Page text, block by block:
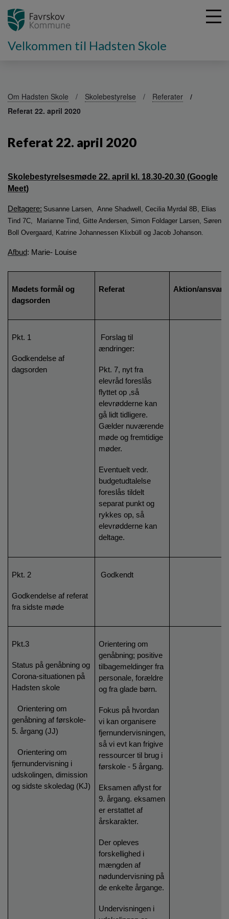
Velkommen til Hadsten Skole
Om Hadsten Skole Skolebestyrelse
Referater
Referat 22. april 2020
Referat 22. april 2020
Skolebestyrelsesmøde 22. april kl. 18.30-20.30 (Google
Meet)
Deltagere: Susanne Larsen, Anne Shadwell, Cecilia Myrdal 8B, Elias
Tind 7C, Marianne Tind, Gitte Andersen, Simon Foldager Larsen, Søren
Boll Overgaard, Katrine Johannessen Klixbüll og Jacob Johanson.
Afbud: Marie- Louise
Mødets formål og
dagsorden
Referat Aktion/
Pkt. 1
Godkendelse af
dagsorden
Forslag til
ændringer:
Pkt. 7, nyt fra
elevråd foreslås
flyttet op ,så
elevrødderne kan
gå lidt tidligere.
Gælder nuværende
møde og fremtidige
møder.
Eventuelt vedr.
budgetudtalelse
foreslås tildelt
separat punkt og
rykkes op, så
elevrødderne kan
deltage.
Pkt. 2
Godkendelse af referat
fra sidste møde
Godkendt
Pkt.3
Status på genåbning og
Corona-situationen på
Hadsten skole
Orientering om
genåbning af førskole-
5. årgang (JJ)
Orientering om
fjernundervisning i
udskolingen, dimission
og sidste skoledag (KJ)
Orientering om
genåbning; positive
tilbagemeldinger fra
personale, forældre
og fra glade børn.
Fokus på hvordan
vi kan organisere
fjernundervisningen,
så vi evt kan frigive
ressourcer til brug i
førskole - 5 årgang.
Eksamen aflyst for
9. årgang. eksamen
er erstattet af
årskarakter.
Der opleves
forskellighed i
mængden af
nødundervisning på
de enkelte årgange.
Undervisningen i